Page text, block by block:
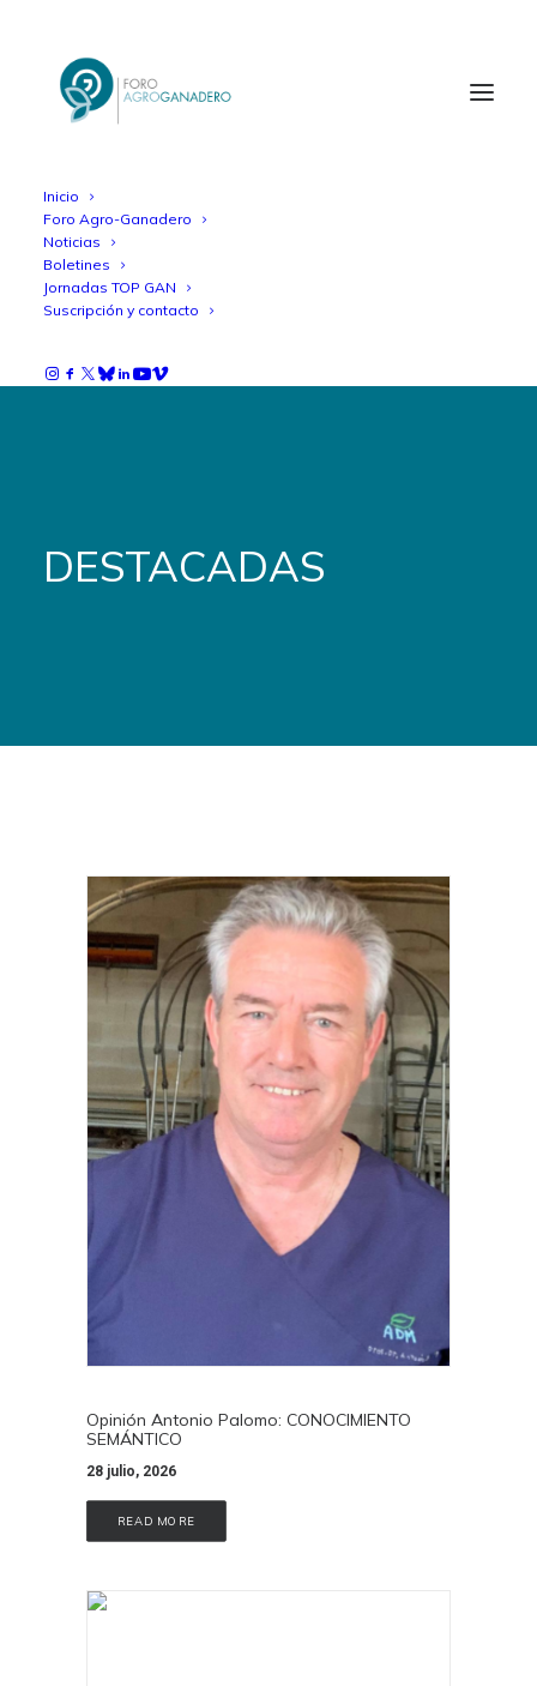
Inicio
Foro Agro-Ganadero
Noticias
Boletines
Jornadas TOP GAN
Suscripción y contacto
DESTACADAS
Opinión Antonio Palomo: CONOCIMIENTO
SEMÁNTICO
28 julio, 2026
READ MORE